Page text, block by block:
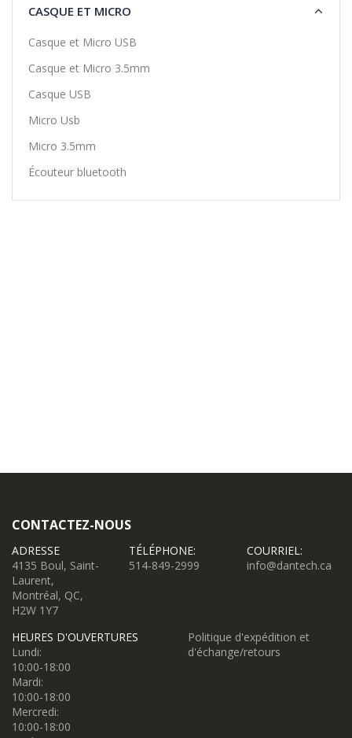
CASQUE ET MICRO
Casque et Micro USB
Casque et Micro 3.5mm
Casque USB
Micro Usb
Micro 3.5mm
Écouteur bluetooth
CONTACTEZ-NOUS
ADRESSE
4135 Boul, Saint-
Laurent,
Montréal, QC,
H2W 1Y7
TÉLÉPHONE:
514-849-2999
COURRIEL:
info@dantech.ca
HEURES D'OUVERTURES
Lundi:
10:00-18:00
Mardi:
10:00-18:00
Mercredi:
10:00-18:00
Politique d'expédition et
d'échange/retours